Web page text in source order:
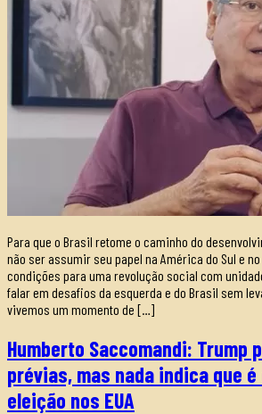
Para que o Brasil retome o caminho do
não ser assumir seu papel na América do Sul e
condições para uma revolução social com
falar em desafios da esquerda e do Brasil sem
vivemos um momento de […]
Humberto Saccomandi: Trump
prévias, mas nada indica que
eleição nos EUA